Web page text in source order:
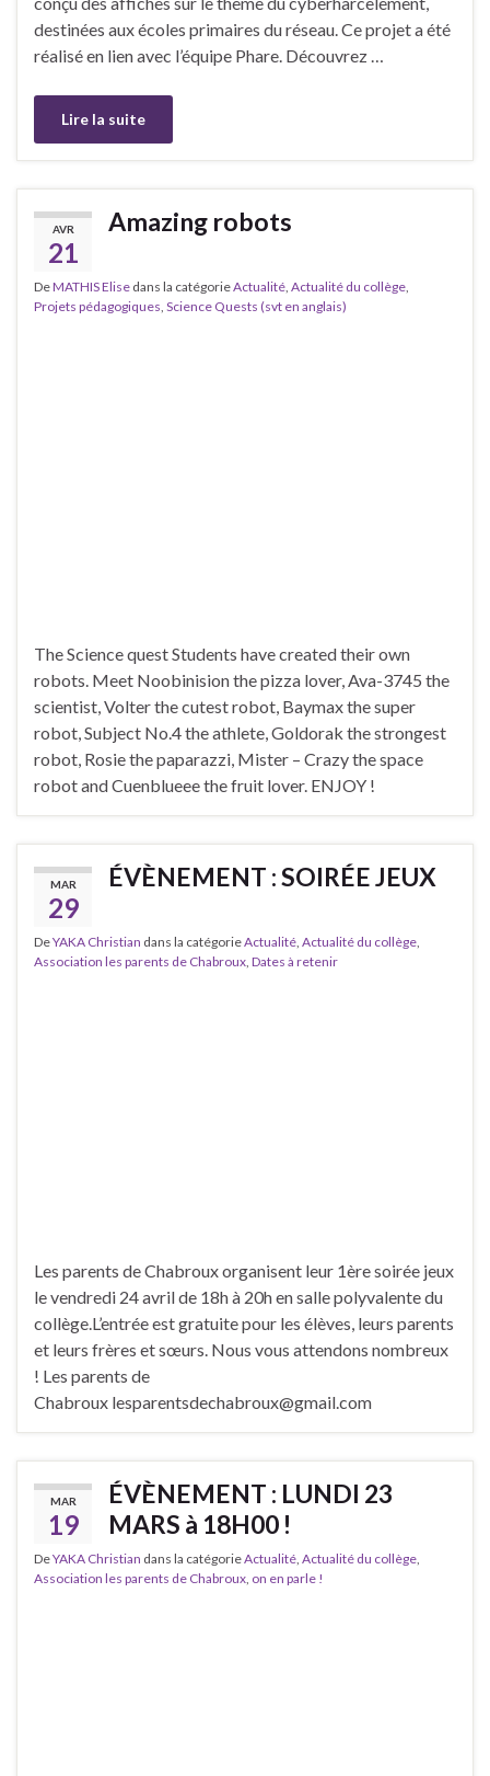
destinées aux écoles primaires du réseau. Ce projet a été
réalisé en lien avec l’équipe Phare. Découvrez …
Lire la suite
AVR
21
Amazing robots
DeMATHIS Elise dans la catégorieActualité, Actualité du collège,
Projets pédagogiques, Science Quests (svt en anglais)
The Science quest Students have created their own
robots. Meet Noobinision the pizza lover, Ava-3745 the
scientist, Volter the cutest robot, Baymax the super
robot, Subject No.4 the athlete, Goldorak the strongest
robot, Rosie the paparazzi, Mister – Crazy the space
robot and Cuenblueee the fruit lover. ENJOY !
MAR
29
ÉVÈNEMENT : SOIRÉE JEUX
DeYAKA Christian dans la catégorieActualité, Actualité du collège,
Association les parents de Chabroux, Dates à retenir
Les parents de Chabroux organisent leur 1ère soirée jeux
le vendredi 24 avril de 18h à 20h en salle polyvalente du
collège.L’entrée est gratuite pour les élèves, leurs parents
et leurs frères et sœurs. Nous vous attendons nombreux
! Les parents de
Chabroux lesparentsdechabroux@gmail.com
MAR
19
ÉVÈNEMENT : LUNDI 23
MARS à 18H00 !
DeYAKA Christian dans la catégorieActualité Actualité du collège
Association les parents de Chabroux on en parle !